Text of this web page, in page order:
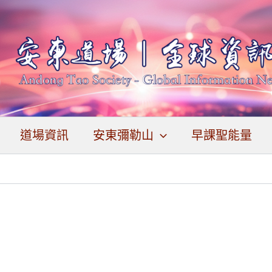
道場資訊 安東彌勒山 早課聖能量